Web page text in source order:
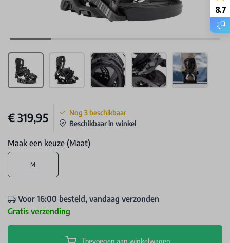
€ 319,95 Nog 3 beschikbaar
Beschikbaar in winkel
Maak een keuze (Maat)
M
Voor 16:00 besteld, vandaag verzonden
Gratis verzending
Toevoegen aan winkelwagen
8.7